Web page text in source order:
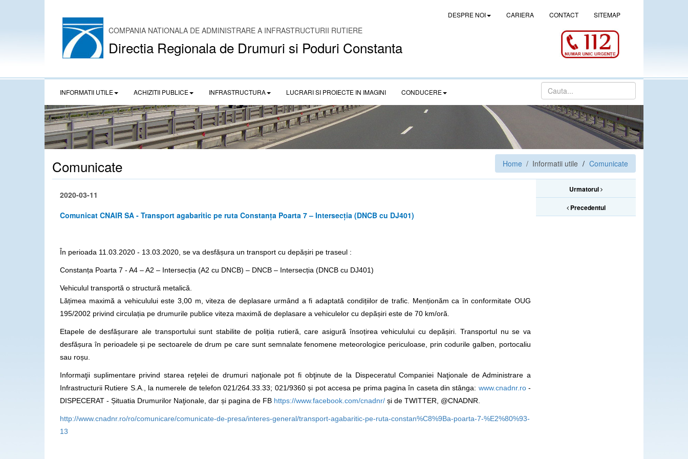
DESPRE NOI CARIERA CONTACT SITEMAP
COMPANIA NATIONALA DE ADMINISTRARE A INFRASTRUCTURII RUTIERE
Directia Regionala de Drumuri si Poduri Constanta
INFORMATII UTILE ACHIZITII PUBLICE INFRASTRUCTURA LUCRARI SI PROIECTE IN IMAGINI CONDUCERE
Comunicate Home / Informatii utile Comunicate
Urmatorul
Precedentul
2020-03-11
Comunicat CNAIR SA - Transport agabaritic pe ruta Constanța Poarta 7 – Intersecția (DNCB cu DJ401)
În perioada 11.03.2020 - 13.03.2020, se va desfășura un transport cu depășiri pe traseul :
Constanța Poarta 7 - A4 – A2 – Intersecția (A2 cu DNCB) – DNCB – Intersecția (DNCB cu DJ401)
Vehiculul transportă o structură metalică.
Lățimea maximă a vehiculului este 3,00 m, viteza de deplasare urmând a fi adaptată condițiilor de trafic. Menționăm ca în conformitate OUG
195/2002 privind circulația pe drumurile publice viteza maximă de deplasare a vehiculelor cu depășiri este de 70 km/oră.
Etapele de desfășurare ale transportului sunt stabilite de poliția rutieră, care asigură însoțirea vehiculului cu depășiri. Transportul nu se va
desfășura în perioadele și pe sectoarele de drum pe care sunt semnalate fenomene meteorologice periculoase, prin codurile galben, portocaliu
sau roșu.
Informaţii suplimentare privind starea reţelei de drumuri naţionale pot fi obţinute de la Dispeceratul Companiei Naţionale de Administrare a
Infrastructurii Rutiere S.A., la numerele de telefon 021/264.33.33; 021/9360 și pot accesa pe prima pagina în caseta din stânga: www.cnadnr.ro-
DISPECERAT - Șituatia Drumurilor Naţionale, dar și pagina de FB https://www.facebook.com/cnadnr/ și de TWITTER, @CNADNR.
http://www.cnadnr.ro/ro/comunicare/comunicate-de-presa/interes-general/transport-agabaritic-pe-ruta-constan%C8%9Ba-poarta-7-%E2%80%93-
13